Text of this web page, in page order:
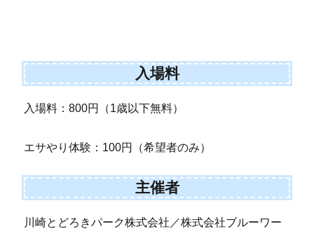
入場料
入場料：800円（1歳以下無料）
エサやり体験：100円（希望者のみ）
主催者
川崎とどろきパーク株式会社／株式会社ブルーワー